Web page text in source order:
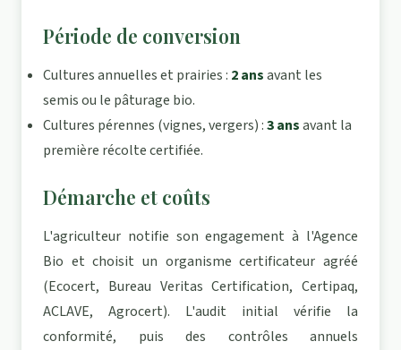
Période de conversion
Cultures annuelles et prairies : 2 ansavant les
semis ou le pâturage bio.
Cultures pérennes (vignes, vergers) :3 ansavant la
première récolte certifiée.
Démarche et coûts
L'agriculteur notifie son engagement à l'Agence
Bio et choisit un organisme certificateur agréé
(Ecocert, Bureau Veritas Certification, Certipaq,
ACLAVE, Agrocert). L'audit initial vérifie la
conformité, puis des contrôles annuels